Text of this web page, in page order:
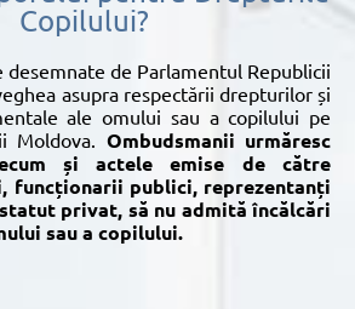
Copilului?
asupra respectării drepturilor și
ale omului sau a copilului pe
Moldova. Ombudsmanii urmăresc
și actele emise de către
funcționarii publici, reprezentanți
privat, să nu admită încălcări
sau a copilului.